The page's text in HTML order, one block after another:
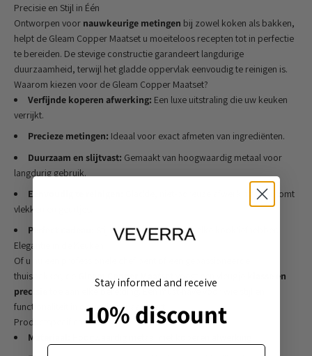
Precisie en Stijl in Één
Ontworpen voor nauwkeurige metingen bij zowel koken als bakken,
helpt de Gleam Copper Maatset u moeiteloos recepten tot in perfectie
te bereiden. De stevige constructie garandeert langdurige
duurzaamheid, terwijl het gladde oppervlak eenvoudig te reinigen is.
Waarom kiezen voor de Gleam Copper Maatset?
Verfijnde koperen afwerking: Een luxe uitstraling die uw keuken
verrijkt.
Precieze metingen: Ideaal voor exact afmeten van ingrediënten.
Duurzaam en slijtvast: Gemaakt van hoogwaardig metaal voor
langdurig gebruik.
Eenvoudig te reinigen:
Gladde, niet-poreuze afwerking voorkomt
vlekken en geurtjes.
Perfect cadeau:
Stijlvol en praktisch voor elke kookliefhebber.
Elegantie in de Keuken
Of u nu een professionele chef bent of een gepassioneerde
thuisbakker, de
Gleam Copper Maatset voegt een vleugje
klasse en
precisie
toe aan elke bereiding. Een must-have voor wie stijl en
functionaliteit in de keuken waardeert.
Productspecificaties
Materiaal:
Stay informed and receive
10% discount